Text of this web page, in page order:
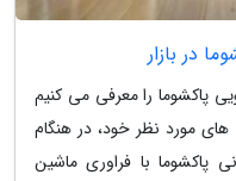
در بازار
پاکشوما را معرفی می کنیم
مورد نظر خود، در هنگام
پاکشوما با فراوری ماشین